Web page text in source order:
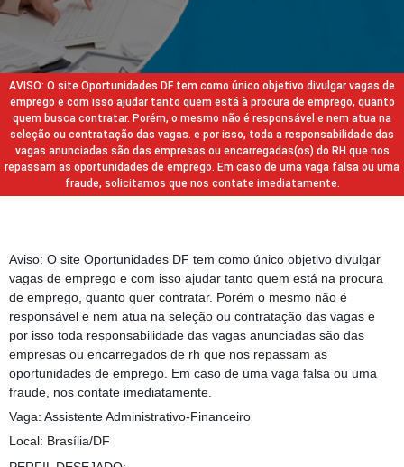
AVISO: O site Oportunidades DF tem como único objetivo divulgar vagas de
emprego e com isso ajudar tanto quem está à procura de emprego, quanto
quem busca contratar. Porém, o mesmo não é responsável e nem atua na
seleção ou contratação das vagas. e por isso, toda a responsabilidade das
vagas anunciadas são das empresas ou encarregadas(os) do RH que nos
repassam as oportunidades de emprego. Em caso de uma vaga falsa ou uma
fraude, solicitamos que nos contate imediatamente.
Aviso: O site Oportunidades DF tem como único objetivo divulgar
vagas de emprego e com isso ajudar tanto quem está na procura
de emprego, quanto quer contratar. Porém o mesmo não é
responsável e nem atua na seleção ou contratação das vagas e
por isso toda responsabilidade das vagas anunciadas são das
empresas ou encarregados de rh que nos repassam as
oportunidades de emprego. Em caso de uma vaga falsa ou uma
fraude, nos contate imediatamente.
Vaga: Assistente Administrativo-Financeiro
Local: Brasília/DF